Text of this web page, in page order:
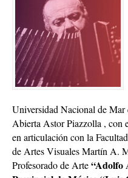
Universidad Nacional de Mar
Abierta Astor Piazzolla , con
en articulación con la
de Artes Visuales Martín A.
Profesorado de Arte“Adolfo